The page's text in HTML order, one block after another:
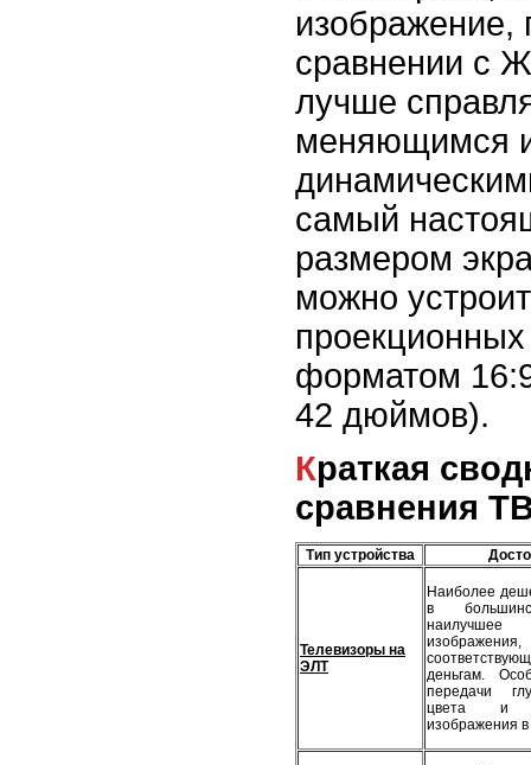
изображение,
сравнении с
лучше
меняющимся
самый
размером
можно
форматом
42 дюймов).
Краткая сводная таблица
сравнения
Тип устройства
Телевизоры на
ЭЛТ
Наиболее
в
изображения,
деньгам.
передачи
цвета и
изображения